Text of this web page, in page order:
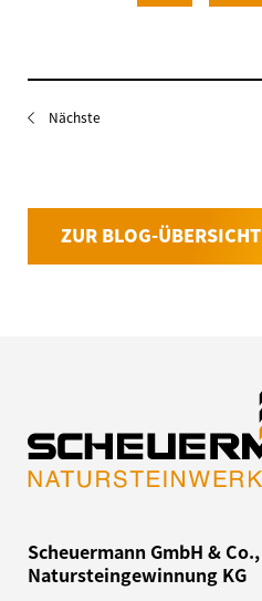
Nächste
ZUR BLOG-ÜBERSICHT
Scheuermann GmbH & Co.,
Natursteingewinnung KG